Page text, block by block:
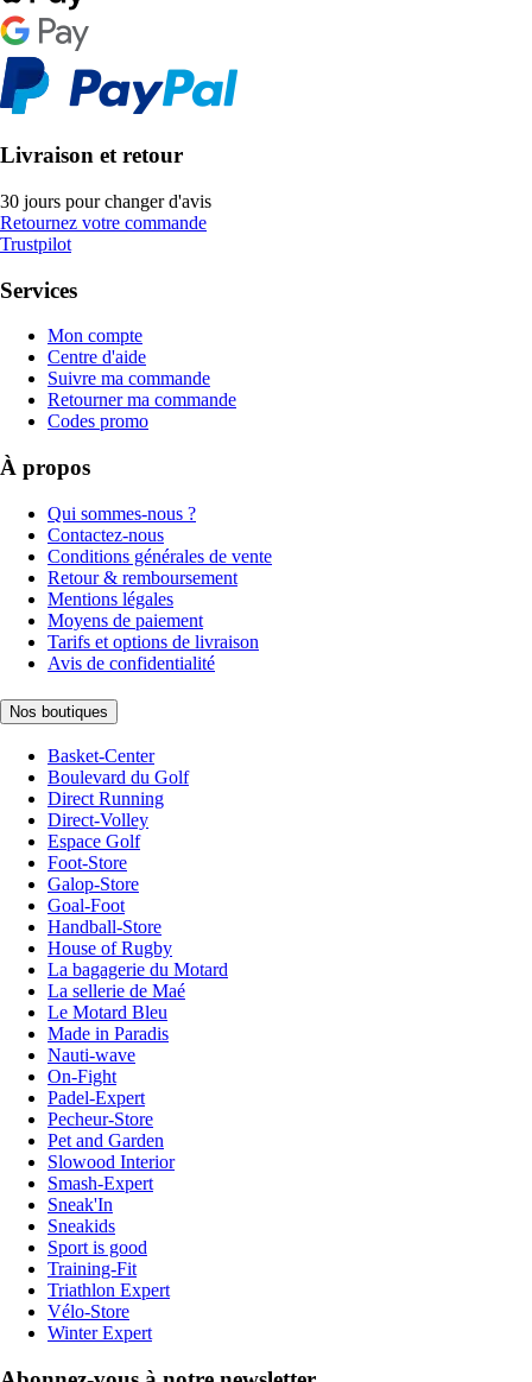
Livraison et retour
30 jours pour changer d'avis
Retournez votre commande
Trustpilot
Services
Mon compte
Centre d'aide
Suivre ma commande
Retourner ma commande
Codes promo
À propos
Qui sommes-nous ?
Contactez-nous
Conditions générales de vente
Retour & remboursement
Mentions légales
Moyens de paiement
Tarifs et options de livraison
Avis de confidentialité
Nos boutiques
Basket-Center
Boulevard du Golf
Direct Running
Direct-Volley
Espace Golf
Foot-Store
Galop-Store
Goal-Foot
Handball-Store
House of Rugby
La bagagerie du Motard
La sellerie de Maé
Le Motard Bleu
Made in Paradis
Nauti-wave
On-Fight
Padel-Expert
Pecheur-Store
Pet and Garden
Slowood Interior
Smash-Expert
Sneak'In
Sneakids
Sport is good
Training-Fit
Triathlon Expert
Vélo-Store
Winter Expert